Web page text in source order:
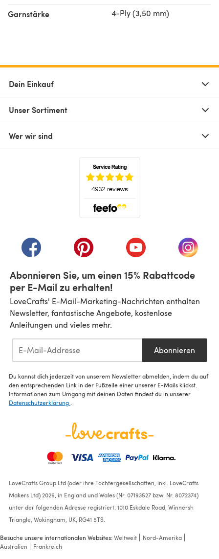
Garnstärke 4-Ply (3,50 mm)
Dein Einkauf
Unser Sortiment
Wer wir sind
(öffnet sich in einem neuen Tab)
(öffnet sich in einem neuen Tab)
(öffnet sich in einem
(öffnet
Abonnieren Sie, um einen 15% Rabattcode
per E-Mail zu erhalten!
LoveCrafts' E-Mail-Marketing-Nachrichten enthalten
Newsletter, fantastische Angebote, kostenlose
Anleitungen und vieles mehr.
Abonnieren
Du kannst dich jederzeit von unserem Newsletter abmelden, indem du auf
den entsprechenden Link in der Fußzeile einer unserer E-Mails klickst.
Informationen zum Umgang mit deinen Daten findest du in unserer
Datenschutzerklärung
LoveCrafts Group Ltd (oder ihre Tochtergesellschaften, inkl. LoveCrafts
Makers Ltd) 2026, in England und Wales (Nr. 07193527 bzw. Nr. 8072374)
unter der folgenden Adresse registriert: 1010 Eskdale Road, Winnersh
Triangle, Wokingham, UK, RG41 5TS.
Besuche unsere internationalen Websites:Weltweit
Nord-Amerika
Australien
Frankreich